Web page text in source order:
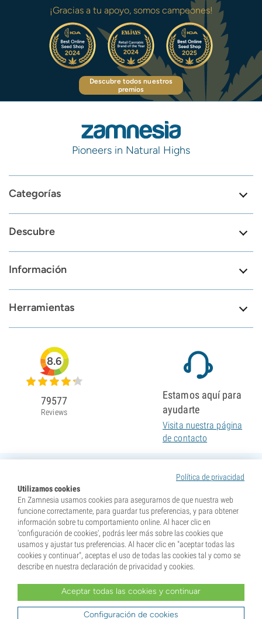
¡Gracias a tu apoyo, somos campeones!
Descubre todos nuestros
premios
Pioneers in Natural Highs
Categorías
Descubre
Información
Herramientas
Política de privacidad
Utilizamos cookies
En Zamnesia usamos cookies para asegurarnos de que nuestra web
funcione correctamente, para guardar tus preferencias, y para obtener
información sobre tu comportamiento online. Al hacer clic en
'configuración de cookies', podrás leer más sobre las cookies que
usamos y ajustar tus preferencias. Al hacer clic en "aceptar todas las
cookies y continuar", aceptas el uso de todas las cookies tal y como se
describe en nuestra declaración de privacidad y cookies.
Aceptar todas las cookies y continuar
Configuración de cookies
8.6
79577
Reviews
Estamos aquí para
ayudarte
Visita nuestra página
de contacto
* Nuestras semillas se venden como suvenires. La germinación de semillas es ilegal en muchos
tu lugar de residencia y que conoces las normativas locales. También eximes de toda responsabilidad a